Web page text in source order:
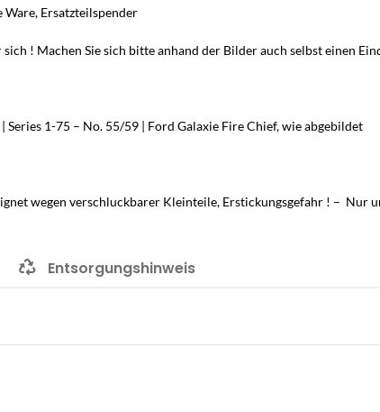
Ersatzteilspender
! Machen Sie sich bitte anhand der Bilder auch selbst einen
1-75 – No. 55/59 | Ford Galaxie Fire Chief, wie abgebildet
wegen verschluckbarer Kleinteile, Erstickungsgefahr ! – Nur
Entsorgungshinweis